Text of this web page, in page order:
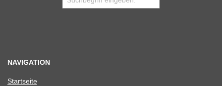
NAVIGATION
Start­seite